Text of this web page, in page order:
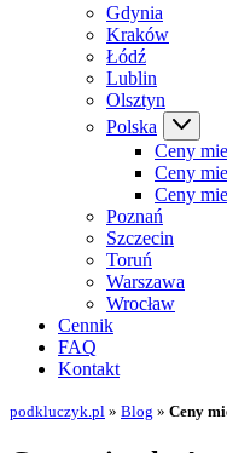
Gdynia
Kraków
Łódź
Lublin
Olsztyn
Polska
Ceny
Ceny
Ceny
Poznań
Szczecin
Toruń
Warszawa
Wrocław
Cennik
FAQ
Kontakt
podkluczyk.pl » Blog » Ceny